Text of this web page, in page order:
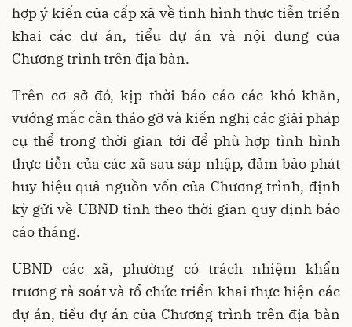
hợp ý kiến của cấp xã về tình hình thực tiễn triển
khai các dự án, tiểu dự án và nội dung của
Chương trình trên địa bàn.
Trên cơ sở đó, kịp thời báo cáo các khó khăn,
vướng mắc cần tháo gỡ và kiến nghị các giải pháp
cụ thể trong thời gian tới để phù hợp tình hình
thực tiễn của các xã sau sáp nhập, đảm bảo phát
huy hiệu quả nguồn vốn của Chương trình, định
kỳ gửi về UBND tỉnh theo thời gian quy định báo
cáo tháng.
UBND các xã, phường có trách nhiệm khẩn
trương rà soát và tổ chức triển khai thực hiện các
dự án, tiểu dự án của Chương trình trên địa bàn